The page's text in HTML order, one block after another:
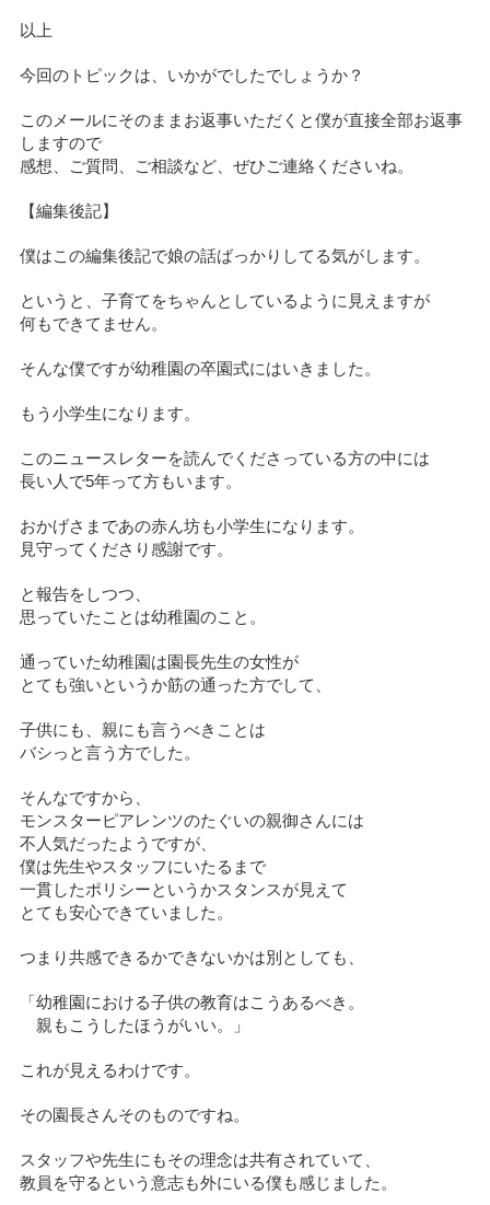
以上
今回のトピックは、いかがでしたでしょうか？
このメールにそのままお返事いただくと僕が直接全部お返事
しますので
感想、ご質問、ご相談など、ぜひご連絡くださいね。
【編集後記】
僕はこの編集後記で娘の話ばっかりしてる気がします。
というと、子育てをちゃんとしているように見えますが
何もできてません。
そんな僕ですが幼稚園の卒園式にはいきました。
もう小学生になります。
このニュースレターを読んでくださっている方の中には
長い人で5年って方もいます。
おかげさまであの赤ん坊も小学生になります。
見守ってくださり感謝です。
と報告をしつつ、
思っていたことは幼稚園のこと。
通っていた幼稚園は園長先生の女性が
とても強いというか筋の通った方でして、
子供にも、親にも言うべきことは
バシっと言う方でした。
そんなですから、
モンスターピアレンツのたぐいの親御さんには
不人気だったようですが、
僕は先生やスタッフにいたるまで
一貫したポリシーというかスタンスが見えて
とても安心できていました。
つまり共感できるかできないかは別としても、
「幼稚園における子供の教育はこうあるべき。
親もこうしたほうがいい。」
これが見えるわけです。
その園長さんそのものですね。
スタッフや先生にもその理念は共有されていて、
教員を守るという意志も外にいる僕も感じました。